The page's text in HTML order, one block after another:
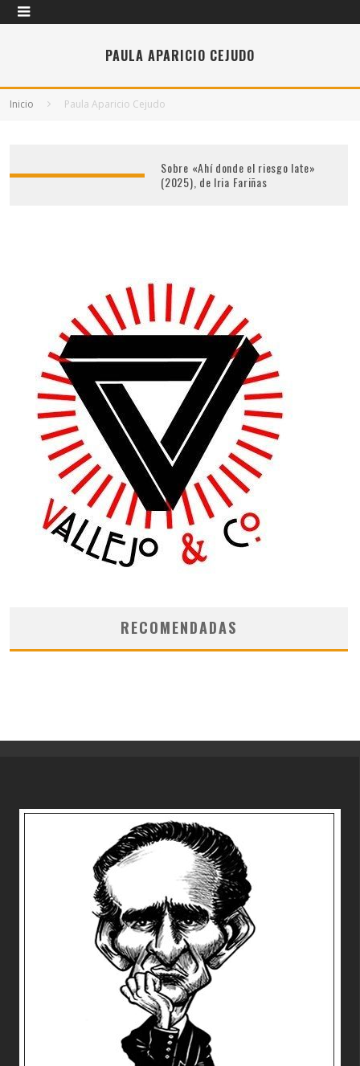
PAULA APARICIO CEJUDO
Inicio Paula Aparicio Cejudo
Sobre «Ahí donde el riesgo late»
(2025), de Iria Fariñas
RECOMENDADAS